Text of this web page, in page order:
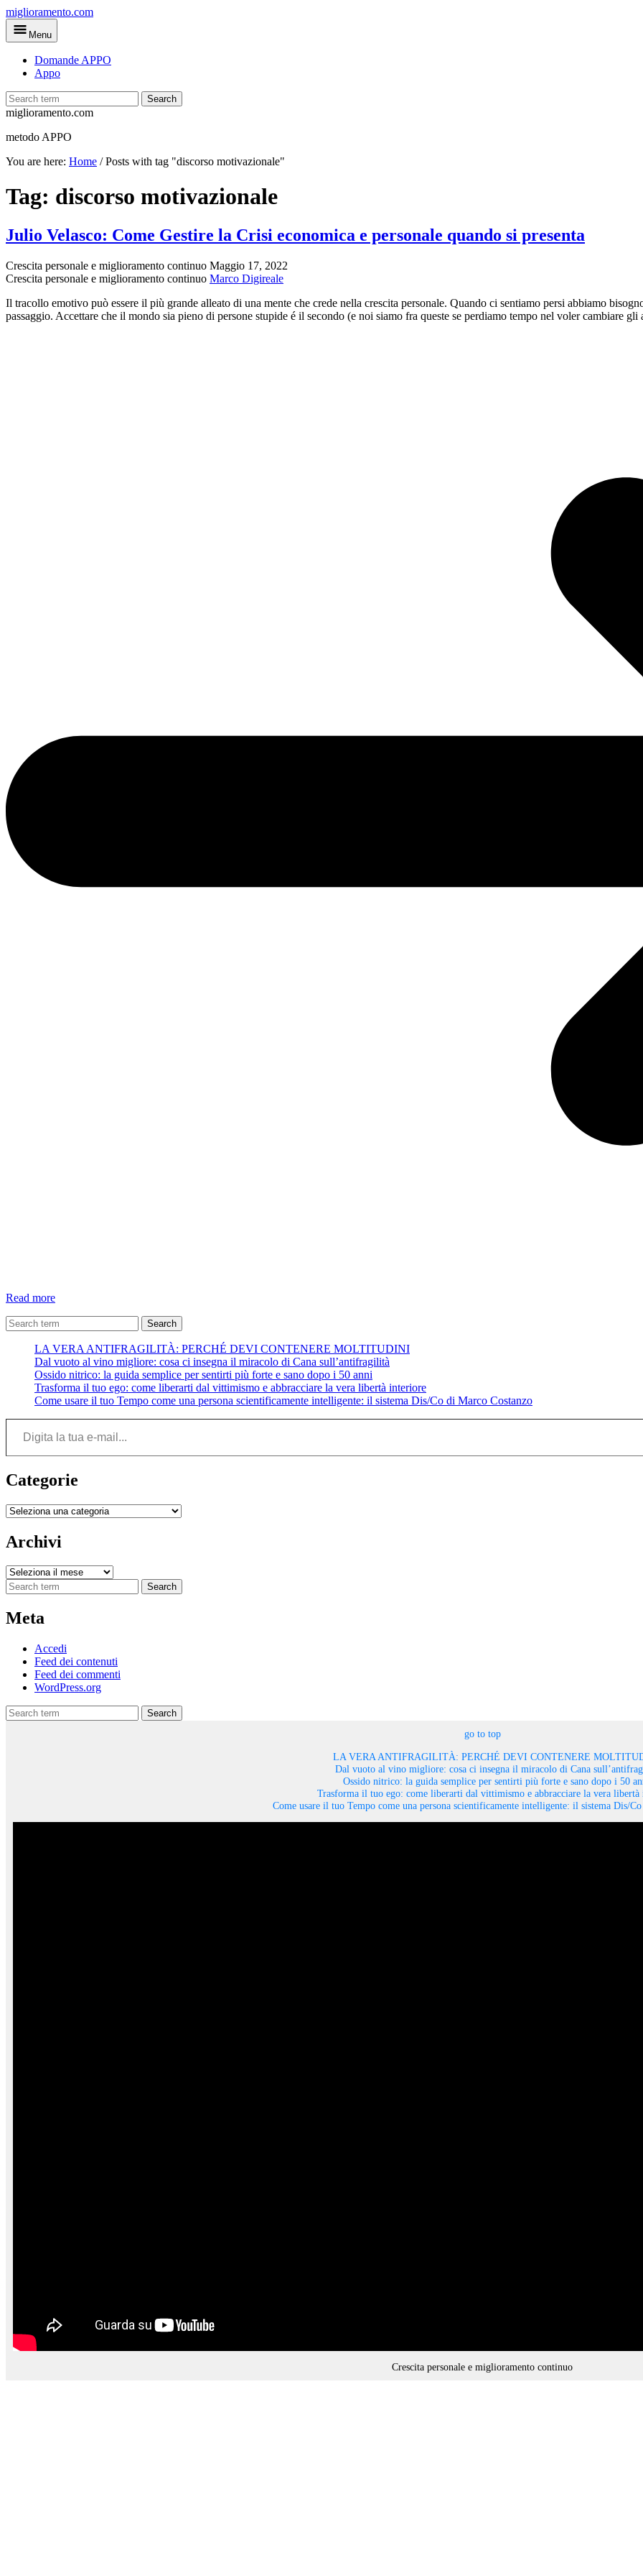
Skip
to
main
miglioramento.com
Menu
Domande APPO
Appo
Search
miglioramento.com
metodo APPO
You are here: Home /Posts with tag "discorso motivazionale"
Tag: discorso motivazionale
Julio Velasco: Come Gestire la Crisi economica e personale quando si presenta
Crescita personale e miglioramento continuo Maggio 17, 2022
Crescita personale e miglioramento continuo Marco Digireale
Il tracollo emotivo può essere il più grande alleato di una mente che crede nella crescita personale. Quando ci sentiamo persi abbiamo
passaggio. Accettare che il mondo sia pieno di persone stupide é il secondo (e noi siamo fra queste se perdiamo tempo nel voler cambiare gli
Read moreJulio
Come
la
Crisi
economica
e
personale
presenta
Search
LA VERA ANTIFRAGILITÀ: PERCHÉ DEVI CONTENERE MOLTITUDINI
Dal vuoto al vino migliore: cosa ci insegna il miracolo di Cana sull’antifragilità
Ossido nitrico: la guida semplice per sentirti più forte e sano dopo i 50 anni
Trasforma il tuo ego: come liberarti dal vittimismo e abbracciare la vera libertà interiore
Come usare il tuo Tempo come una persona scientificamente intelligente: il sistema Dis/Co di Marco Costanzo
Digita la tua e-mail...
Categorie
Categorie
Archivi
Archivi
Search
Meta
Accedi
Feed dei contenuti
Feed dei commenti
WordPress.org
Search
go to top
LA VERA ANTIFRAGILITÀ: PERCHÉ DEVI CONTENERE
Dal vuoto al vino migliore: cosa ci insegna il miracolo di Cana
Ossido nitrico: la guida semplice per sentirti più forte e sano dopo i 50
Trasforma il tuo ego: come liberarti dal vittimismo e abbracciare la vera libertà
Come usare il tuo Tempo come una persona scientificamente intelligente: il sistema Dis/
Crescita personale e miglioramento continuo